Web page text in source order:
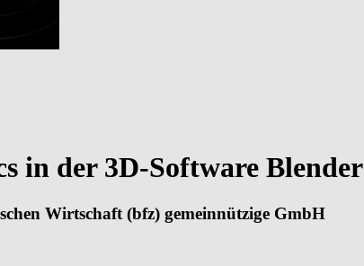
in der 3D-Software Blender
Wirtschaft (bfz) gemeinnützige GmbH